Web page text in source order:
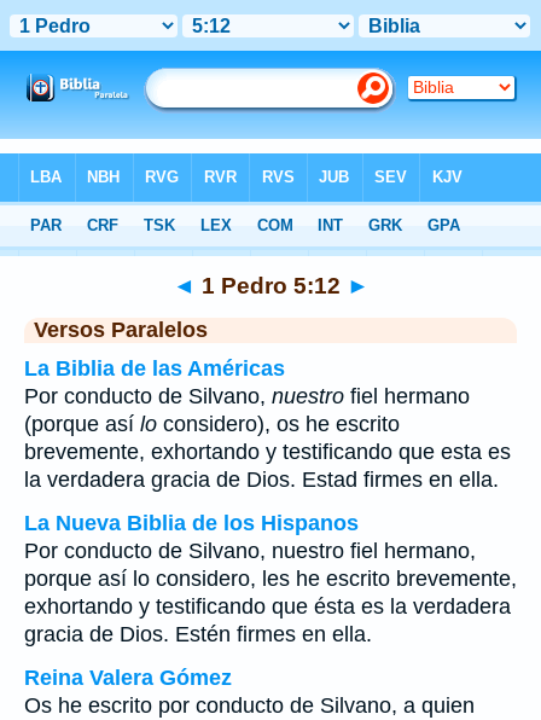
>1 Pedro Capítulo 5 > Verso 12
◄ 1 Pedro 5:12 ►
Versos Paralelos
La Biblia de las Américas
Por conducto de Silvano, nuestro fiel hermano
(porque así lo considero), os he escrito
brevemente, exhortando y testificando que esta es
la verdadera gracia de Dios. Estad firmes en ella.
La Nueva Biblia de los Hispanos
Por conducto de Silvano, nuestro fiel hermano,
porque así lo considero, les he escrito brevemente,
exhortando y testificando que ésta es la verdadera
gracia de Dios. Estén firmes en ella.
Reina Valera Gómez
Os he escrito por conducto de Silvano, a quien